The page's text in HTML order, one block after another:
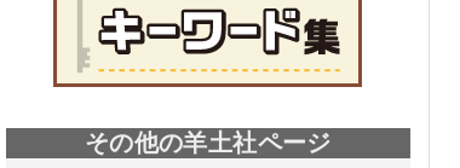
その他の羊土社ページ